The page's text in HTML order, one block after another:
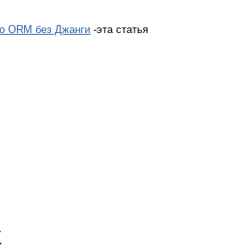
ORM без Джанги -эта статья